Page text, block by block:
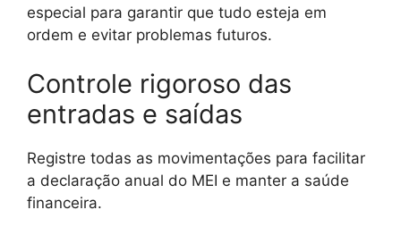
especial para garantir que tudo esteja em
ordem e evitar problemas futuros.
Controle rigoroso das
entradas e saídas
Registre todas as movimentações para facilitar
a declaração anual do MEI e manter a saúde
financeira.